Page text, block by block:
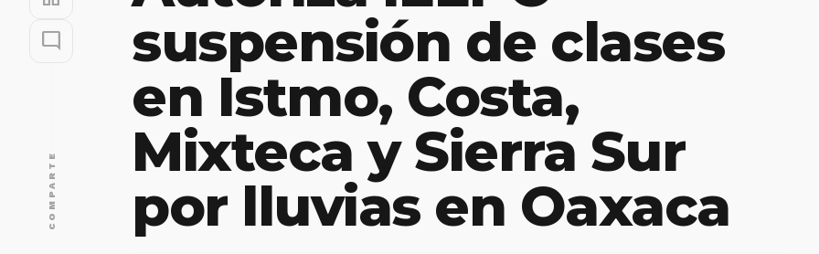
mode_comment
COMPARTE
suspensión de clases
en Istmo, Costa,
Mixteca y Sierra Sur
por lluvias en Oaxaca